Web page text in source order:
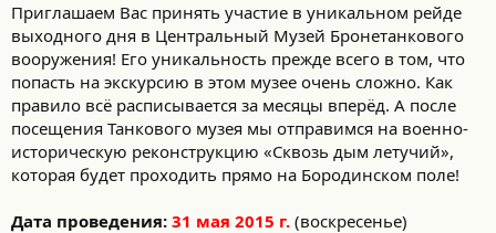
Приглашаем Вас принять участие в уникальном рейде
выходного дня в Центральный Музей Бронетанкового
вооружения! Его уникальность прежде всего в том, что
попасть на экскурсию в этом музее очень сложно. Как
правило всё расписывается за месяцы вперёд. А после
посещения Танкового музея мы отправимся на военно-
историческую реконструкцию «Сквозь дым летучий»,
которая будет проходить прямо на Бородинском поле!
Дата проведения: 31 мая 2015 г. (воскресенье)